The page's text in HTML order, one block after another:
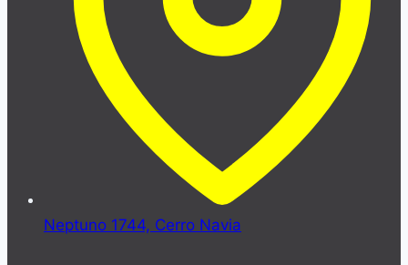
Neptuno 1744, Cerro Navia